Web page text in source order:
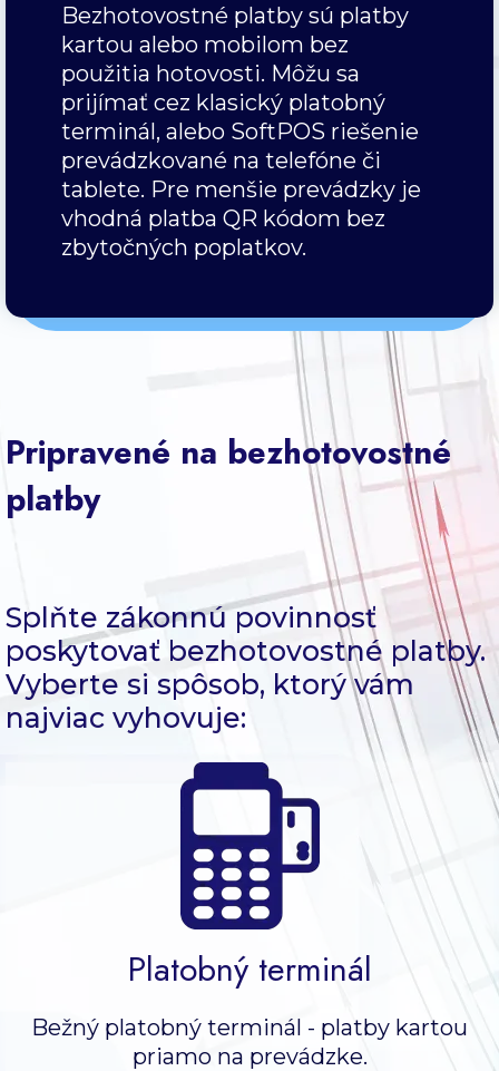
Bezhotovostné platby sú platby
kartou alebo mobilom bez
použitia hotovosti. Môžu sa
prijímať cez klasický platobný
terminál, alebo SoftPOS riešenie
prevádzkované na telefóne či
tablete. Pre menšie prevádzky je
vhodná platba QR kódom bez
zbytočných poplatkov.
Pripravené na bezhotovostné
platby
Splňte zákonnú povinnosť
poskytovať bezhotovostné platby.
Vyberte si spôsob, ktorý vám
najviac vyhovuje:
Platobný terminál
Bežný platobný terminál - platby kartou
priamo na prevádzke.